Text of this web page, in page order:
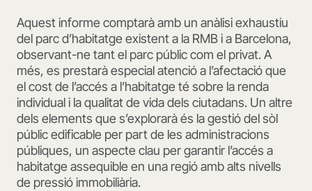
Aquest informe comptarà amb un anàlisi exhaustiu
del parc d’habitatge existent a la RMB i a Barcelona,
observant-ne tant el parc públic com el privat. A
més, es prestarà especial atenció a l’afectació que
el cost de l’accés a l’habitatge té sobre la renda
individual i la qualitat de vida dels ciutadans. Un altre
dels elements que s’explorarà és la gestió del sòl
públic edificable per part de les administracions
públiques, un aspecte clau per garantir l’accés a
habitatge assequible en una regió amb alts nivells
de pressió immobiliària.